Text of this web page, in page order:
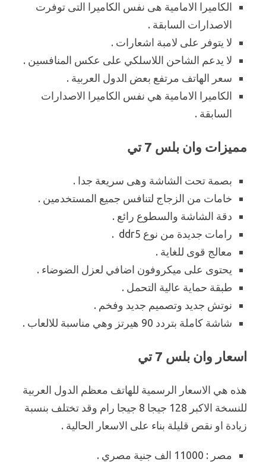
الكاميرا الامامية هى نفس الكاميرا التى توفرت
الاصدارات السابقة .
لا يتوفر على لامبة اشعارات .
لا يدعم الشاحن اللاسلكي على عكس المنافسين .
سعر الهاتف مرتفع بعض الدول العربية .
الكاميرا الامامية هي نفس الكاميرا الاصدارات
السابقة .
مميزات وان بلس 7 تي
بصمة تحت الشاشة وهى سريعة جدا .
خامات من الزجاج لتنافس جميع المستخدمين .
دقة الشاشة والسطوع رائع .
رامات جديدة من نوع ddr5 .
معالج قوى للغاية .
يحتوى على ميكروفون اضافي لعزل الضوضاء .
طبقة حماية عالية التحمل .
نوتش جديد وتصميم جديد وفخم .
شاشة كاملة بتردد 90 هيرتز وهي مناسبة للالعاب .
اسعار وان بلس 7 تي
هذه هي الاسعار الرسمية للهاتف معظم الدول العربية
للنسخة الاكبر 128 جيجا 8 جيجا رام وقد تختلف بنسبة
زيادة او نقص قليلة بناء على الاسعار الحالية .
مصر : 11000 الف جنية مصري .